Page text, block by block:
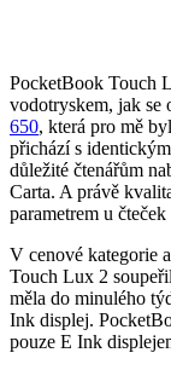
PocketBook Touch
vodotryskem, jak se
650, která pro mě
přichází s
důležité čtenářům
Carta. A právě
parametrem u
V cenové kategorie
Touch Lux 2
měla do minulého
Ink displej.
pouze E Ink